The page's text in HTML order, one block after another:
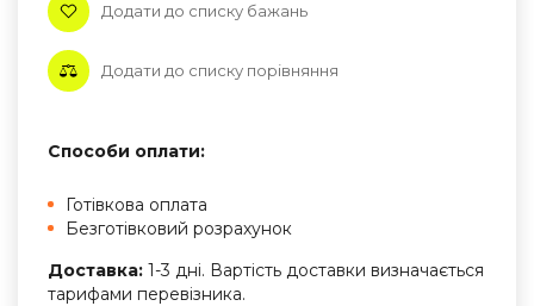
Додати до списку бажань
Додати до списку порівняння
Способи оплати:
Готівкова оплата
Безготівковий розрахунок
Доставка: 1-3 дні. Вартість доставки визначається
тарифами перевізника.